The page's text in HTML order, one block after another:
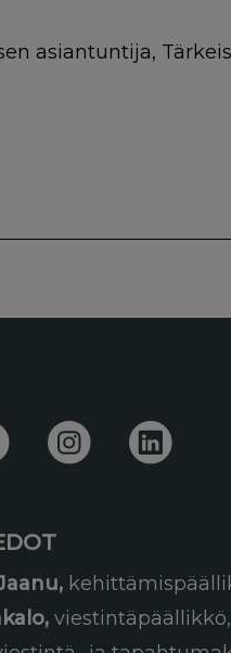
asiantuntija,
viestintäpäällikkö,